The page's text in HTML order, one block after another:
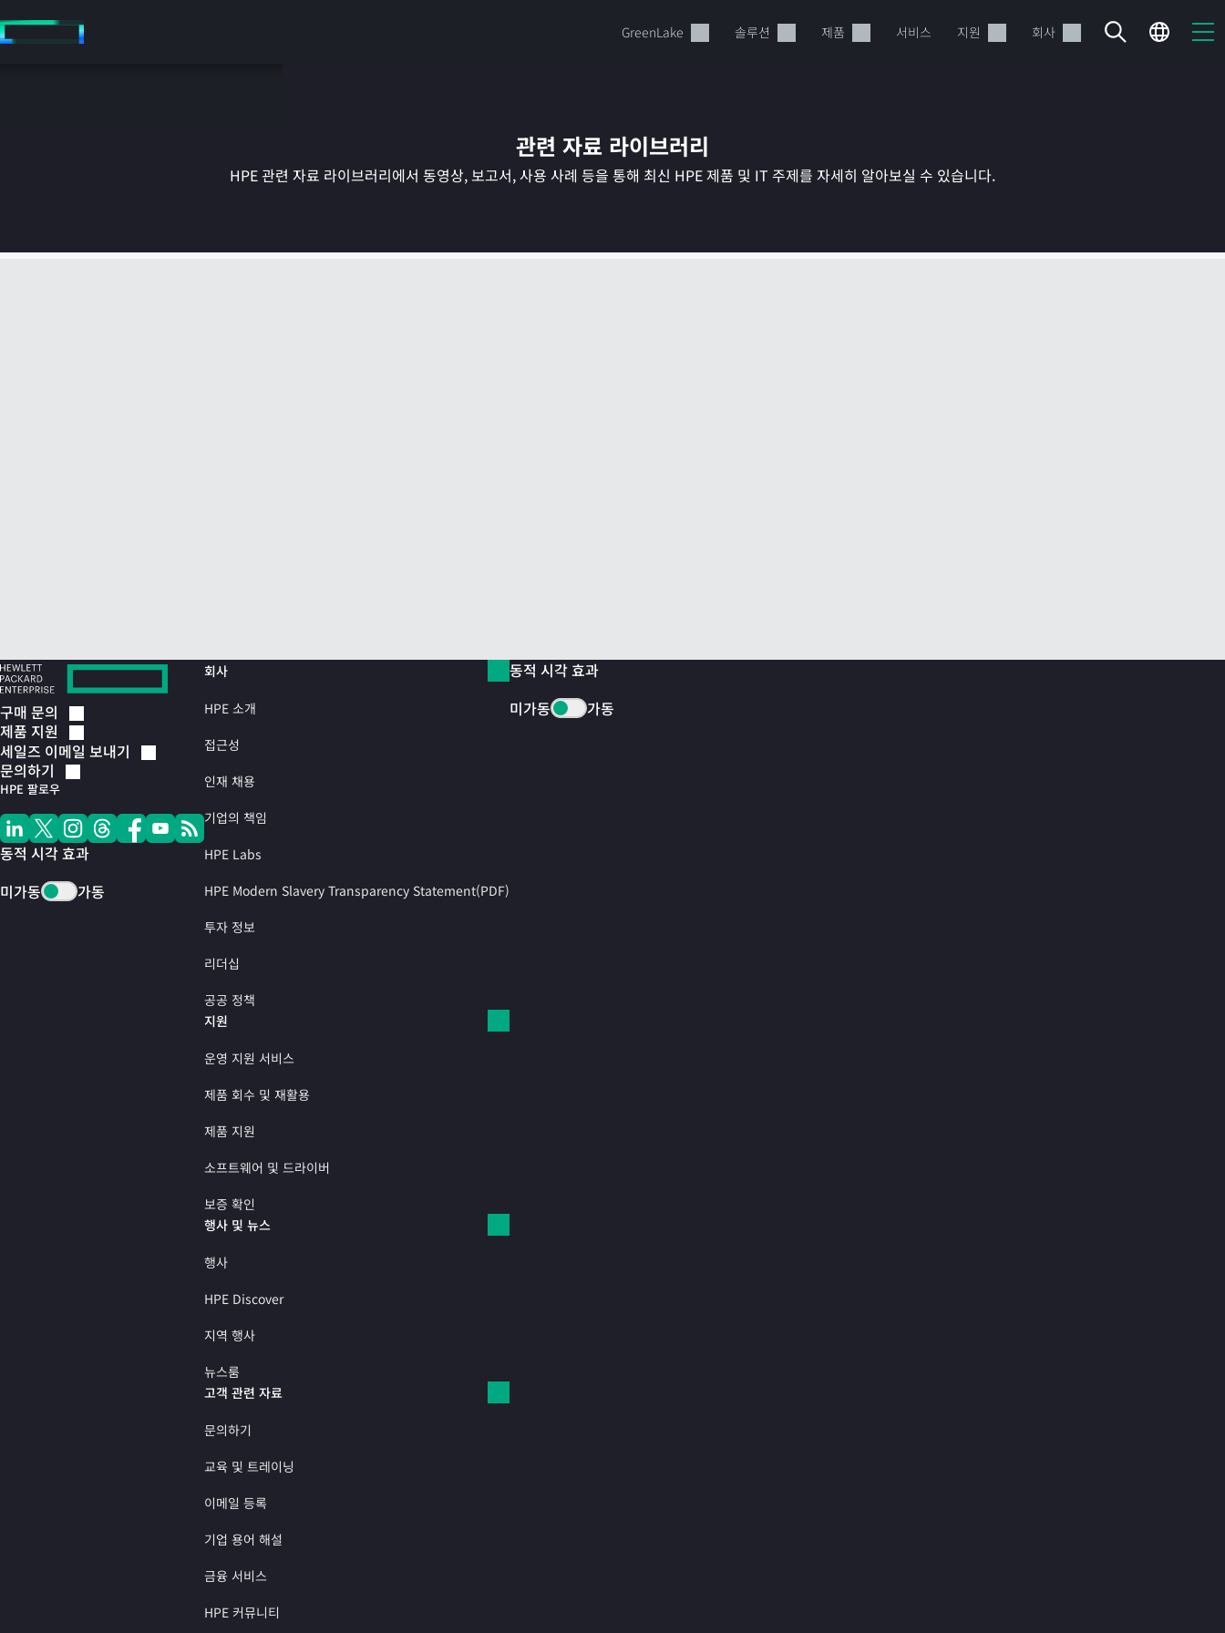
요
GreenLake 솔루션 제품 서비스 지원 회사
현재 장바구니가 비어있습니다
관련 자료 라이브러리
HPE 관련 자료 라이브러리에서 동영상, 보고서, 사용 사례 등을 통해 최신 HPE 제품 및 IT 주제를 자세히 알아보실 수 있습니다.
구매 문의
제품 지원
세일즈 이메일 보내기
문의하기
HPE 팔로우
동적 시각 효과
미가동
가동
회사
HPE 소개
접근성
인재 채용
기업의 책임
HPE Labs
HPE Modern Slavery Transparency Statement(PDF)
투자 정보
리더십
공공 정책
지원
운영 지원 서비스
제품 회수 및 재활용
제품 지원
소프트웨어 및 드라이버
보증 확인
행사 및 뉴스
행사
HPE Discover
지역 행사
뉴스룸
고객 관련 자료
문의하기
교육 및 트레이닝
이메일 등록
기업 용어 해설
금융 서비스
HPE 커뮤니티
동적 시각 효과
미가동
가동